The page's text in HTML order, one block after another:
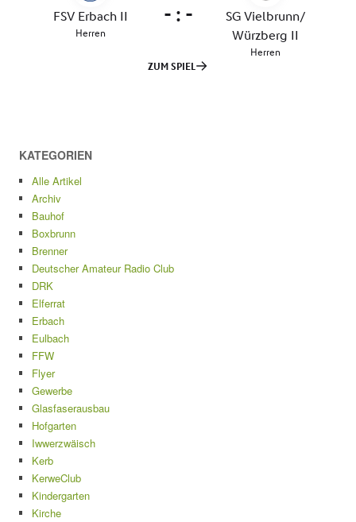
KATEGORIEN
Alle Artikel
Archiv
Bauhof
Boxbrunn
Brenner
Deutscher Amateur Radio Club
DRK
Elferrat
Erbach
Eulbach
FFW
Flyer
Gewerbe
Glasfaserausbau
Hofgarten
Iwwerzwäisch
Kerb
KerweClub
Kindergarten
Kirche